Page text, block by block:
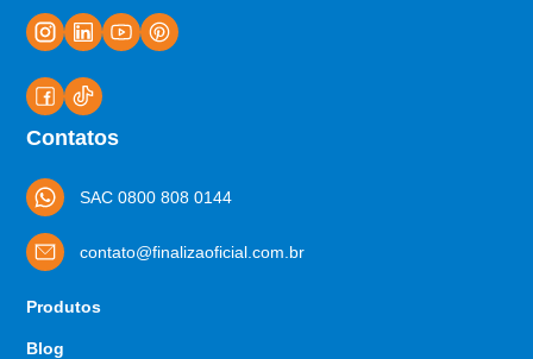
Contatos
SAC 0800 808 0144
contato@finalizaoficial.com.br
Produtos
Blog